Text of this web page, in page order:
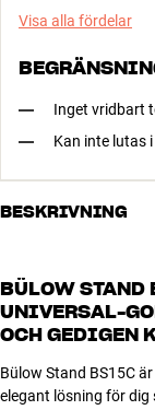
Visa alla fördelar
Inget vridbart
Kan inte lutas
BESKRIVNING
BÜLOW
UNIVERSAL-
OCH GEDIGEN
Bülow Stand BS15C
elegant lösning för dig